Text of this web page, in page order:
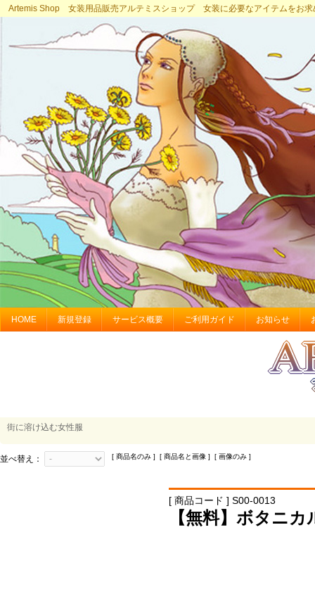
Artemis Shop 女装用品販売アルテミスショップ 女装に必要なアイテムをお求
HOME 新規登録 サービス概要 ご利用ガイド お知らせ
街に溶け込む女性服
並べ替え： [ 商品名のみ ] [ 商品名と画像 ] [ 画像のみ ]
[ 商品コード ] S00-0013
【無料】ボタニ